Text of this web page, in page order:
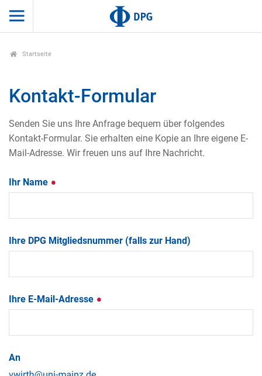
Startseite
Kontakt-Formular
Senden Sie uns Ihre Anfrage bequem über folgendes
Kontakt-Formular. Sie erhalten eine Kopie an Ihre eigene E-
Mail-Adresse. Wir freuen uns auf Ihre Nachricht.
Ihr Name
Ihre DPG Mitgliedsnummer (falls zur Hand)
Ihre E-Mail-Adresse
An